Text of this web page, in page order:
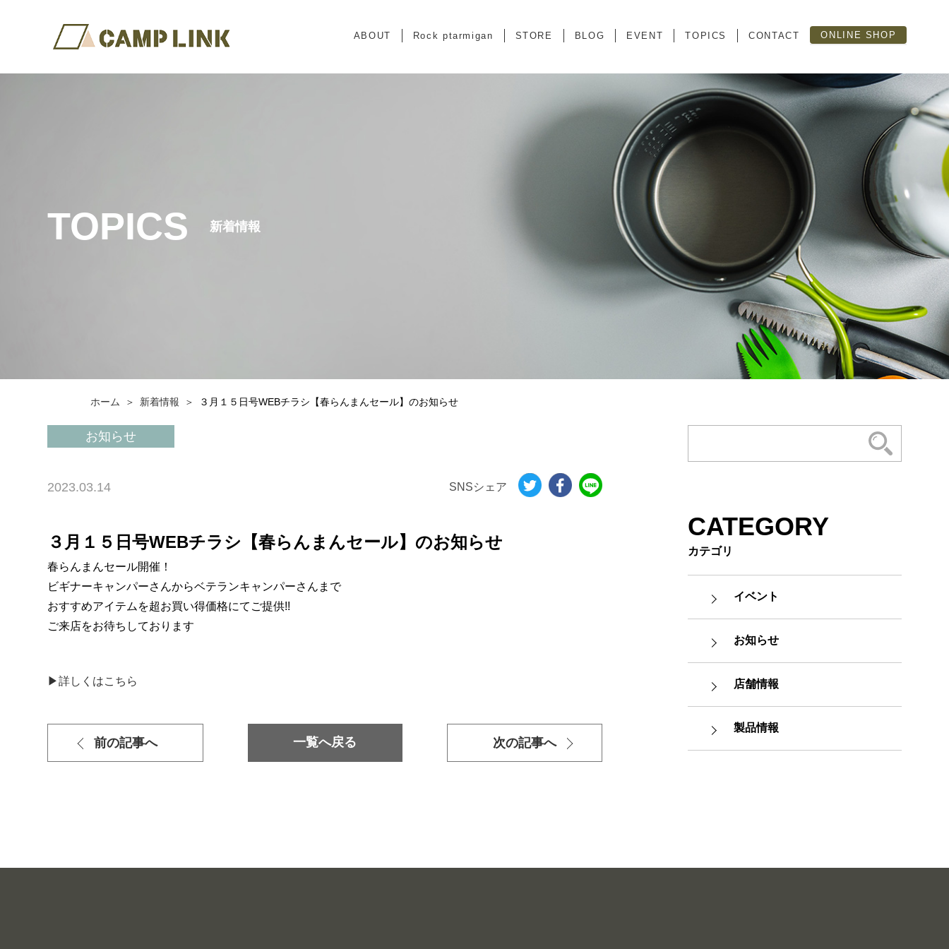
ABOUT Rock ptarmigan STORE BLOG EVENT TOPICS CONTACT ONLINE SHOP
TOPICS 新着情報
ホーム 新着情報 ３月１５日号WEBチラシ【春らんまんセール】のお知らせ
お知らせ
2023.03.14 SNSシェア
３月１５日号WEBチラシ【春らんまんセール】のお知らせ
春らんまんセール開催！
ビギナーキャンパーさんからベテランキャンパーさんまで
おすすめアイテムを超お買い得価格にてご提供!!
ご来店をお待ちしております
▶詳しくはこちら
前の記事へ 一覧へ戻る 次の記事へ
CATEGORY
カテゴリ
イベント
お知らせ
店舗情報
製品情報